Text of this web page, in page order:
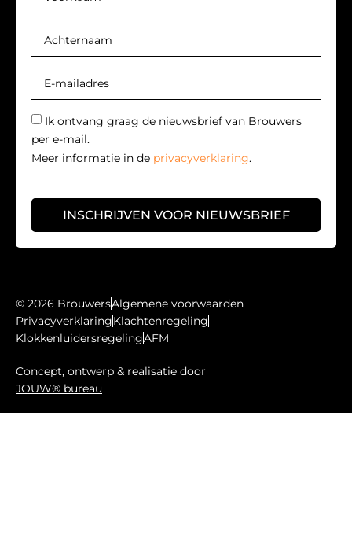
Ik ontvang graag de nieuwsbrief van Brouwers
per e-mail.
Meer informatie in de privacyverklaring.
INSCHRIJVEN VOOR NIEUWSBRIEF
© 2026 BrouwersAlgemene voorwaarden
PrivacyverklaringKlachtenregeling
KlokkenluidersregelingAFM
Concept, ontwerp & realisatie door
JOUW® bureau